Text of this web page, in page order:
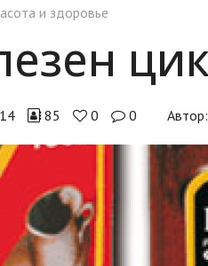
и здоровье
85 0 0 Автор: